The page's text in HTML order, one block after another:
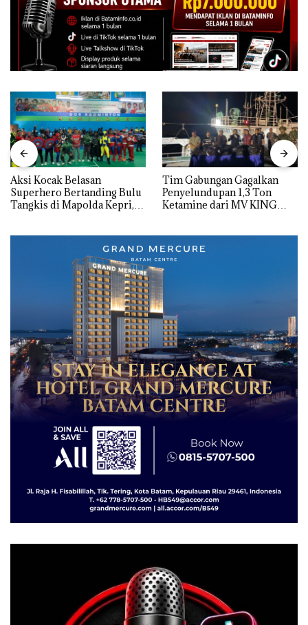
Aksi Kocak Belasan
Superhero Bertanding Bulu
Tangkis di Mapolda Kepri,
Tim Gabungan Gagalkan
Penyelundupan 1,3 Ton
Ketamine dari MV KING